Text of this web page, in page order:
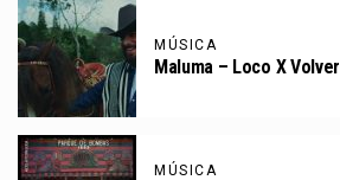
MÚSICA
Maluma – Loco X Volver
MÚSICA